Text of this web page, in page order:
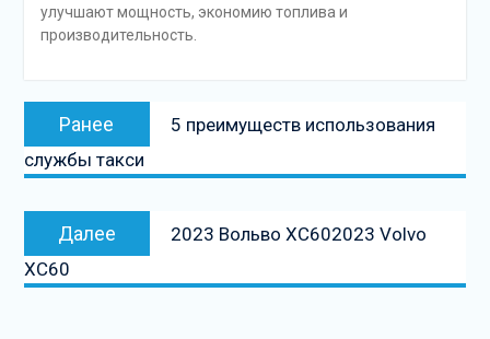
улучшают мощность, экономию топлива и
производительность.
Навигация
записям
Ранее
Предыдущая
запись:
5 преимуществ использования
службы такси
Далее
Следующая
запись
2023 Вольво ХС602023 Volvo
XC60